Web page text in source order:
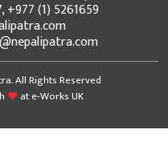
+977 (1) 5261659
All Rights Reserved
ate-Works UK